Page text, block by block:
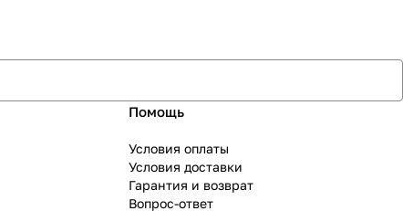
Помощь
Условия оплаты
Условия доставки
Гарантия и возврат
Вопрос-ответ